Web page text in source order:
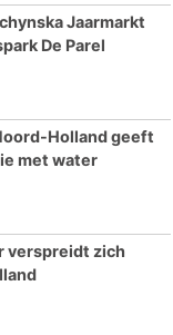
Jaarmarkt
De Parel
Holland geeft
met water
verspreidt zich